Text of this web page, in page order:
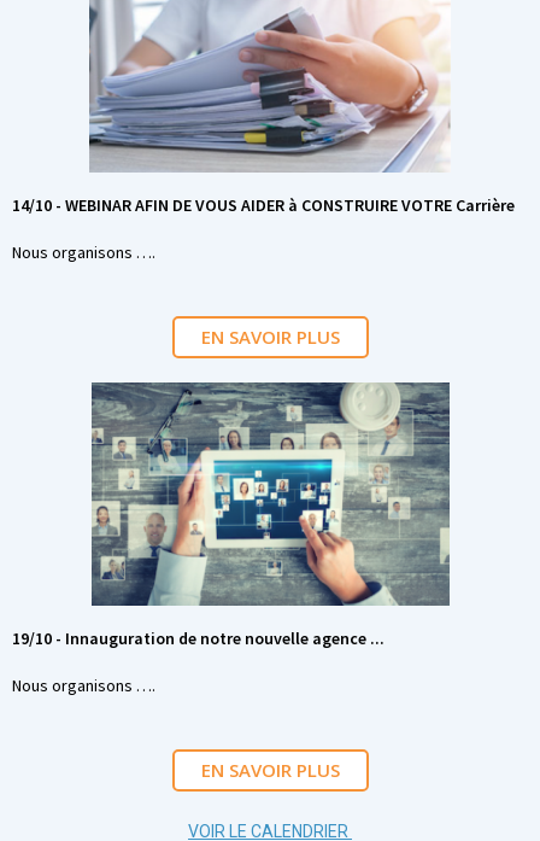
14/10 - WEBINAR AFIN DE VOUS AIDER à CONSTRUIRE VOTRE Carrière
Nous organisons ….
EN SAVOIR PLUS
19/10 - Innauguration de notre nouvelle agence ...
Nous organisons ….
EN SAVOIR PLUS
VOIR LE CALENDRIER